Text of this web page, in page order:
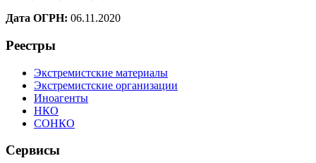
Дата ОГРН: 06.11.2020
Реестры
Экстремистские материалы
Экстремистские организации
Иноагенты
НКО
СОНКО
Сервисы